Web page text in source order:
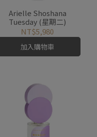
Arielle Shoshana
Tuesday (星期二)
NT$5,980
加入購物車